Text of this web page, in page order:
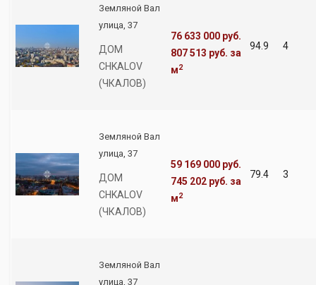
Земляной Вал
улица, 37
ДОМ
CHKALOV
(ЧКАЛОВ)
76 633 000 руб.
807 513 руб. за
м2
94.9 4
Земляной Вал
улица, 37
ДОМ
CHKALOV
(ЧКАЛОВ)
59 169 000 руб.
745 202 руб. за
м2
79.4 3
Земляной Вал
улица, 37